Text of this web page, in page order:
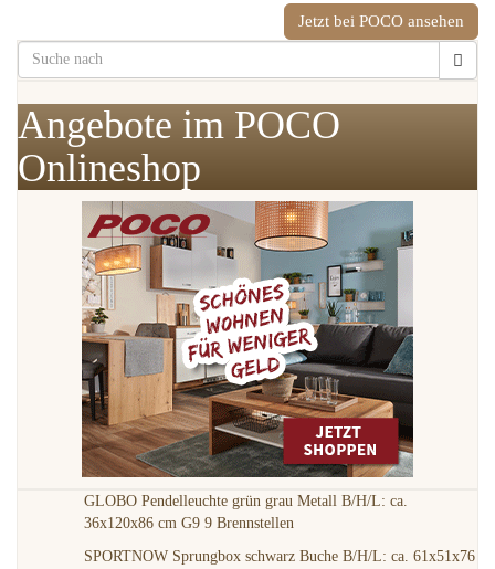
Jetzt bei POCO ansehen
Angebote im POCO
Onlineshop
GLOBO Pendelleuchte grün grau Metall B/H/L: ca.
36x120x86 cm G9 9 Brennstellen
SPORTNOW Sprungbox schwarz Buche B/H/L: ca. 61x51x76